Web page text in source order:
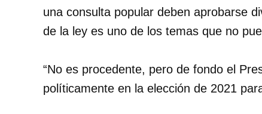
una consulta popular deben aprobarse
de la ley es uno de los temas que no
“No es procedente, pero de fondo el
políticamente en la elección de 2021